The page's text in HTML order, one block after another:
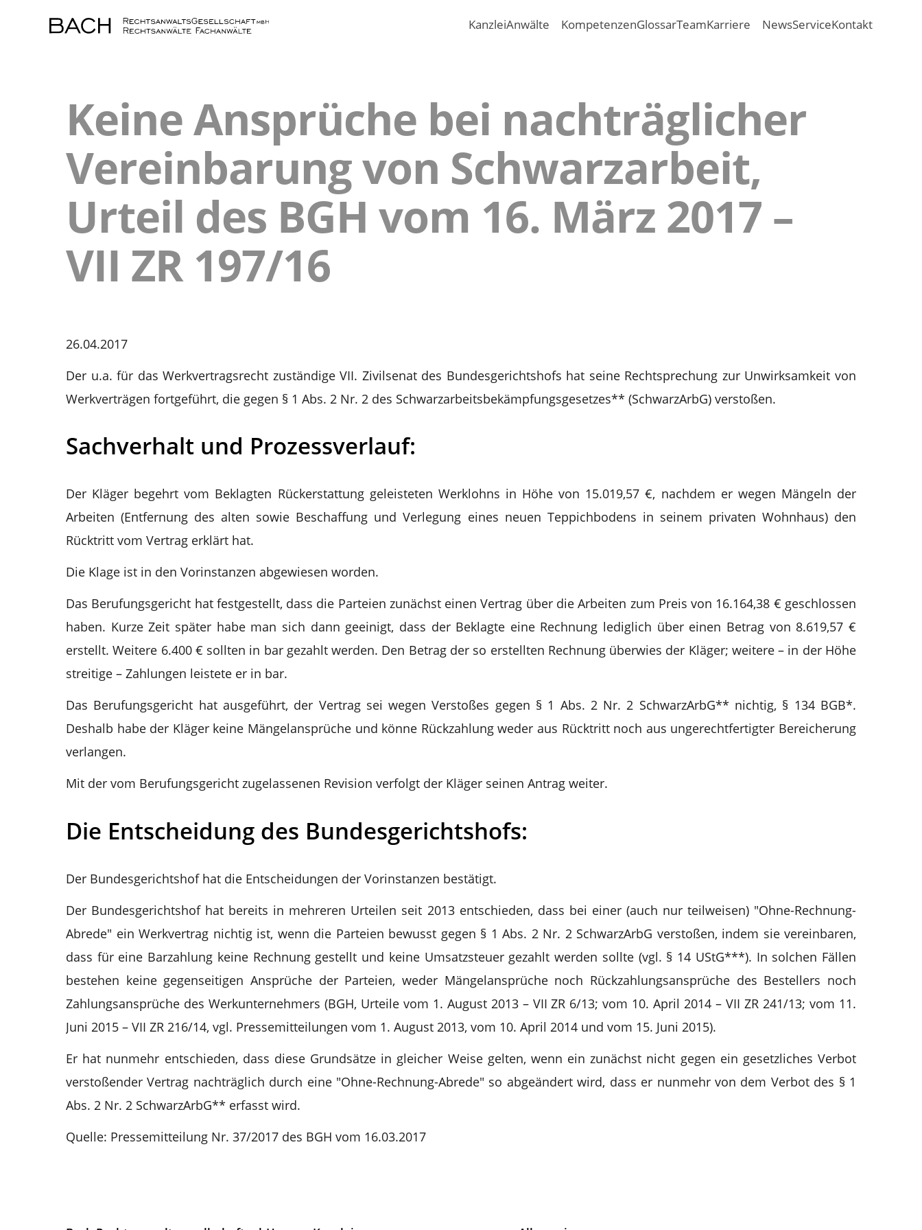
KanzleiAnwälte KompetenzenGlossarTeamKarriere NewsServiceKontakt
Keine Ansprüche bei nachträglicher
Vereinbarung von Schwarzarbeit,
Urteil des BGH vom 16. März 2017 –
VII ZR 197/16
26.04.2017
Der u.a. für das Werkvertragsrecht zuständige VII. Zivilsenat des Bundesgerichtshofs hat seine Rechtsprechung zur Unwirksamkeit von
Werkverträgen fortgeführt, die gegen § 1 Abs. 2 Nr. 2 des Schwarzarbeitsbekämpfungsgesetzes** (SchwarzArbG) verstoßen.
Sachverhalt und Prozessverlauf:
Der Kläger begehrt vom Beklagten Rückerstattung geleisteten Werklohns in Höhe von 15.019,57 €, nachdem er wegen Mängeln der
Arbeiten (Entfernung des alten sowie Beschaffung und Verlegung eines neuen Teppichbodens in seinem privaten Wohnhaus) den
Rücktritt vom Vertrag erklärt hat.
Die Klage ist in den Vorinstanzen abgewiesen worden.
Das Berufungsgericht hat festgestellt, dass die Parteien zunächst einen Vertrag über die Arbeiten zum Preis von 16.164,38 € geschlossen
haben. Kurze Zeit später habe man sich dann geeinigt, dass der Beklagte eine Rechnung lediglich über einen Betrag von 8.619,57 €
erstellt. Weitere 6.400 € sollten in bar gezahlt werden. Den Betrag der so erstellten Rechnung überwies der Kläger; weitere – in der Höhe
streitige – Zahlungen leistete er in bar.
Das Berufungsgericht hat ausgeführt, der Vertrag sei wegen Verstoßes gegen § 1 Abs. 2 Nr. 2 SchwarzArbG** nichtig, § 134 BGB*.
Deshalb habe der Kläger keine Mängelansprüche und könne Rückzahlung weder aus Rücktritt noch aus ungerechtfertigter Bereicherung
verlangen.
Mit der vom Berufungsgericht zugelassenen Revision verfolgt der Kläger seinen Antrag weiter.
Die Entscheidung des Bundesgerichtshofs:
Der Bundesgerichtshof hat die Entscheidungen der Vorinstanzen bestätigt.
Der Bundesgerichtshof hat bereits in mehreren Urteilen seit 2013 entschieden, dass bei einer (auch nur teilweisen) "Ohne-Rechnung-
Abrede" ein Werkvertrag nichtig ist, wenn die Parteien bewusst gegen § 1 Abs. 2 Nr. 2 SchwarzArbG verstoßen, indem sie vereinbaren,
dass für eine Barzahlung keine Rechnung gestellt und keine Umsatzsteuer gezahlt werden sollte (vgl. § 14 UStG***). In solchen Fällen
bestehen keine gegenseitigen Ansprüche der Parteien, weder Mängelansprüche noch Rückzahlungsansprüche des Bestellers noch
Zahlungsansprüche des Werkunternehmers (BGH, Urteile vom 1. August 2013 – VII ZR 6/13; vom 10. April 2014 – VII ZR 241/13; vom 11.
Juni 2015 – VII ZR 216/14, vgl. Pressemitteilungen vom 1. August 2013, vom 10. April 2014 und vom 15. Juni 2015).
Er hat nunmehr entschieden, dass diese Grundsätze in gleicher Weise gelten, wenn ein zunächst nicht gegen ein gesetzliches Verbot
verstoßender Vertrag nachträglich durch eine "Ohne-Rechnung-Abrede" so abgeändert wird, dass er nunmehr von dem Verbot des § 1
Abs. 2 Nr. 2 SchwarzArbG** erfasst wird.
Quelle: Pressemitteilung Nr. 37/2017 des BGH vom 16.03.2017